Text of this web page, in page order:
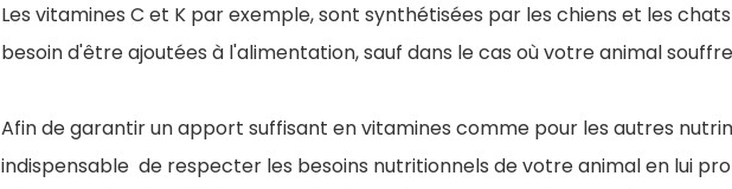
Les vitamines C et K par exemple, sont synthétisées par les chiens et les
besoin d'être ajoutées à l'alimentation, sauf dans le cas où votre animal
Afin de garantir un apport suffisant en vitamines comme pour les autres
indispensable de respecter les besoins nutritionnels de votre animal en lui